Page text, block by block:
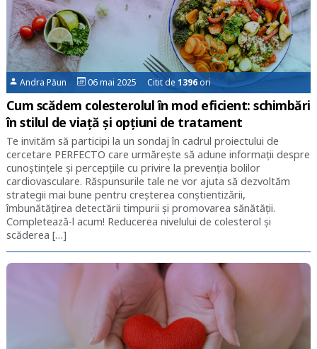
Andra Păun 06 mai 2025 Citit de1396ori
Cum scădem colesterolul în mod eficient: schimbări
în stilul de viață și opțiuni de tratament
Te invităm să participi la un sondaj în cadrul proiectului de
cercetare PERFECTO care urmărește să adune informații despre
cunoștințele și percepțiile cu privire la prevenția bolilor
cardiovasculare. Răspunsurile tale ne vor ajuta să dezvoltăm
strategii mai bune pentru creșterea conștientizării,
îmbunătățirea detectării timpurii și promovarea sănătății.
Completează-l acum! Reducerea nivelului de colesterol şi
scăderea […]